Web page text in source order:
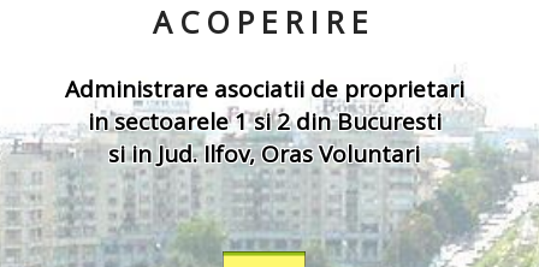
ACOPERIRE
Administrare asociatii de proprietari
in sectoarele 1 si 2 din Bucuresti
si in Jud. Ilfov, Oras Voluntari